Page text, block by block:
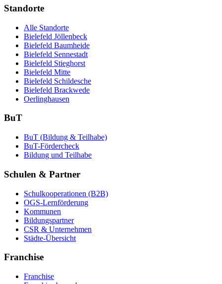
Standorte
Alle Standorte
Bielefeld Jöllenbeck
Bielefeld Baumheide
Bielefeld Sennestadt
Bielefeld Stieghorst
Bielefeld Mitte
Bielefeld Schildesche
Bielefeld Brackwede
Oerlinghausen
BuT
BuT (Bildung & Teilhabe)
BuT-Fördercheck
Bildung und Teilhabe
Schulen & Partner
Schulkooperationen (B2B)
OGS-Lernförderung
Kommunen
Bildungspartner
CSR & Unternehmen
Städte-Übersicht
Franchise
Franchise